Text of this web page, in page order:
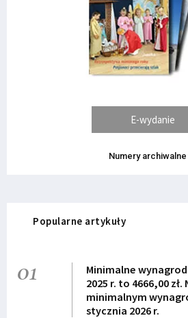
E-wydanie
Numery archiwalne
Popularne artykuły
01
Minimalne
2025 r. to 4666,00
minimalnym
stycznia 2026 r.